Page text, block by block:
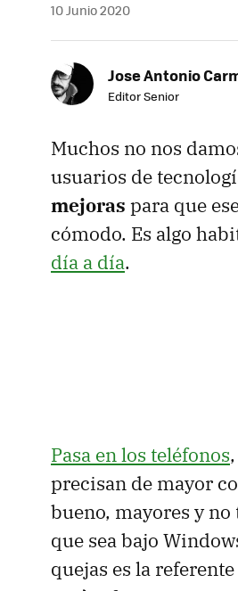
10 Junio 2020
Jose Antonio
Editor Senior
Muchos no nos
usuarios de
mejoras para que
cómodo. Es algo
día a día.
Pasa en los teléfonos
precisan de mayor
bueno, mayores y
que sea bajo
quejas es la